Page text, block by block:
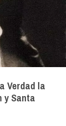
Verdad la
y Santa